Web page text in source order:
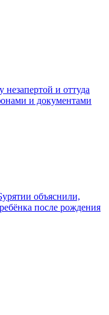
незапертой и оттуда
и документами
объяснили,
после рождения